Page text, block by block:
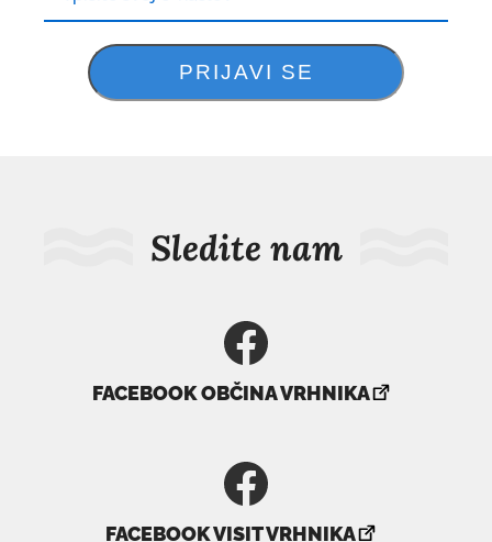
Sledite nam
FACEBOOK OBČINA VRHNIKA
v
novem
oknu
FACEBOOK VISIT VRHNIKA